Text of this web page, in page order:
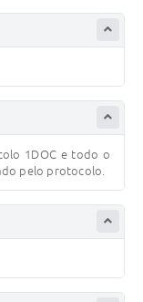
1DOC e todo o
pelo protocolo.